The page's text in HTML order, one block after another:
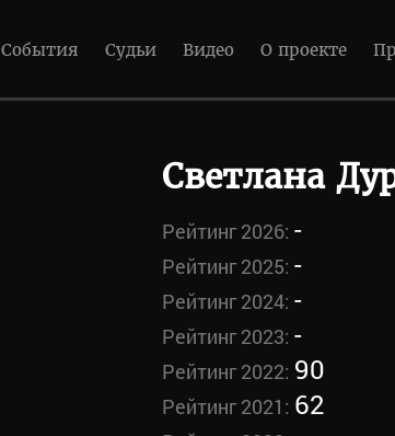
События Судьи Видео О проекте
Светлана
Рейтинг 2026: -
Рейтинг 2025: -
Рейтинг 2024: -
Рейтинг 2023: -
Рейтинг 2022: 90
Рейтинг 2021: 62